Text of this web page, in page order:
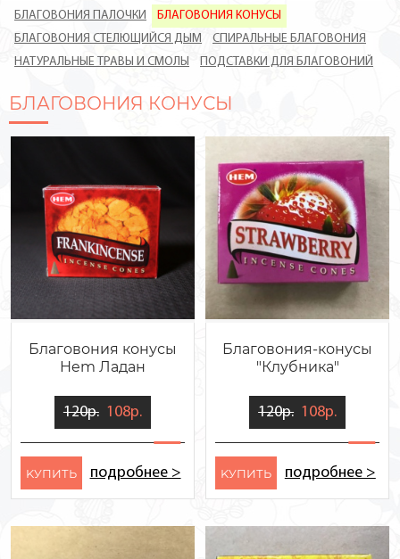
БЛАГОВОНИЯ ПАЛОЧКИ
БЛАГОВОНИЯ КОНУСЫ
БЛАГОВОНИЯ СТЕЛЮЩИЙСЯ ДЫМ
СПИРАЛЬНЫЕ БЛАГОВОНИЯ
НАТУРАЛЬНЫЕ ТРАВЫ И СМОЛЫ
ПОДСТАВКИ ДЛЯ БЛАГОВОНИЙ
БЛАГОВОНИЯ КОНУСЫ
Благовония конусы
Hem Ладан
120р. 108р.
KУПИТЬ подробнее >
Благовония-конусы
"Клубника"
120р. 108р.
KУПИТЬ подробнее >